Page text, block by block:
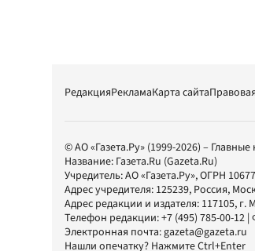
РедакцияРекламаКарта сайта
© АО «Газета.Ру» (1999-2026) – Главные
Название: Газета.Ru (Gazeta.Ru)
Учредитель:АО «Газета.Ру», ОГРН
Адрес учредителя: 125239, Россия,
Адрес редакции и издателя: 117105, г.
Телефон редакции:+7 (495) 785-00-12 |
Электронная почта:gazeta@gazeta.ru
Нашли опечатку? Нажмите Ctrl+Enter